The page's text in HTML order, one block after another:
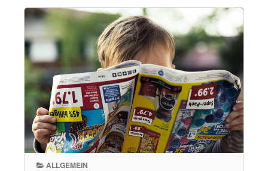
l
v
e
r
b
r
e
c
h
e
d
e
r
a
r
b
e
i
t
i
ALLGEMEIN